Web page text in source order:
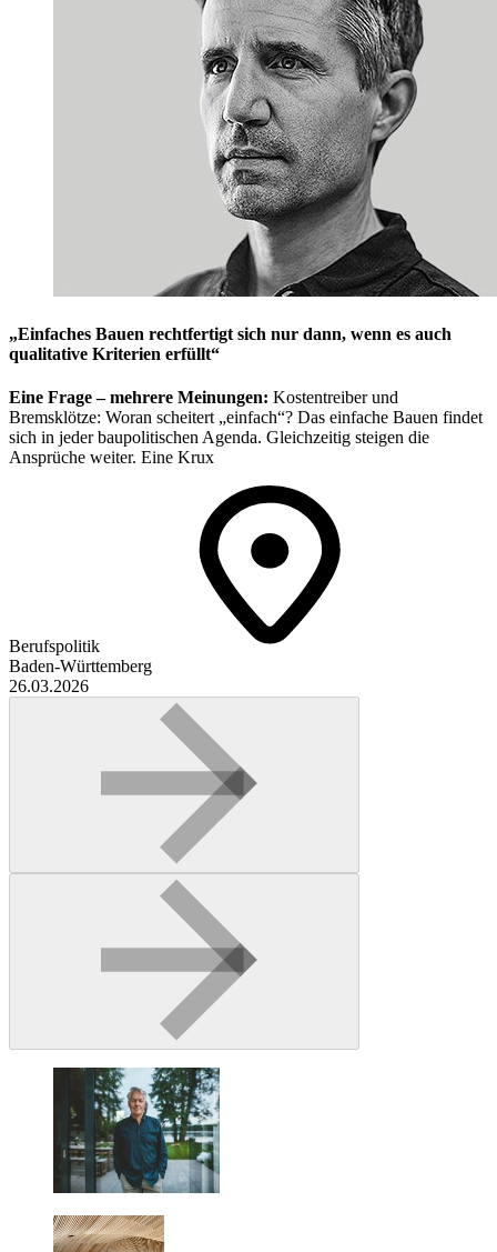
„Einfaches Bauen rechtfertigt sich nur dann, wenn es auch
qualitative Kriterien erfüllt“
Eine Frage – mehrere Meinungen: Kostentreiber und
Bremsklötze: Woran scheitert „einfach“? Das einfache Bauen findet
sich in jeder baupolitischen Agenda. Gleichzeitig steigen die
Ansprüche weiter. Eine Krux
Berufspolitik
Baden-Württemberg
26.03.2026